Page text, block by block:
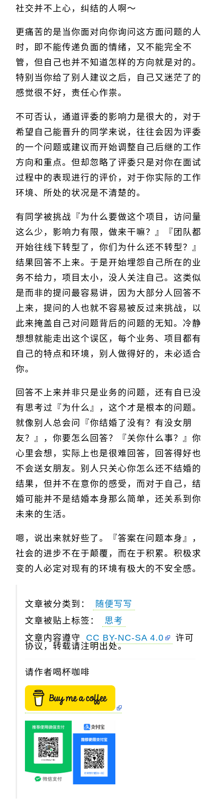
社交并不上心，纠结的人啊～
更痛苦的是当你面对向你询问这方面问题的人
时，即不能传递负面的情绪，又不能完全不
管，但自己也并不知道怎样的方向就是对的。
特别当你给了别人建议之后，自己又迷茫了的
感觉很不好，责任心作祟。
不可否认，通道评委的影响力是很大的，对于
希望自己能晋升的同学来说，往往会因为评委
的一个问题或建议而开始调整自己后继的工作
方向和重点。但却忽略了评委只是对你在面试
过程中的表现进行的评价，对于你实际的工作
环境、所处的状况是不清楚的。
有同学被挑战『为什么要做这个项目，访问量
这么少，影响力有限，做来干嘛？』『团队都
开始往线下转型了，你们为什么还不转型？』
结果回答不上来。于是开始埋怨自己所在的业
务不给力，项目太小，没人关注自己。这类似
是而非的提问最容易讲，因为大部分人回答不
上来，提问的人也就不容易被反过来挑战，以
此来掩盖自己对问题背后的问题的无知。冷静
想想就能走出这个误区，每个业务、项目都有
自己的特点和环境，别人做得好的，未必适合
你。
回答不上来并非只是业务的问题，还有自已没
有思考过『为什么』，这个才是根本的问题。
就像别人总会问『你结婚了没有？有没女朋
友？』，你要怎么回答？『关你什么事？』你
心里会想，实际上也是很难回答，回答得好也
不会送女朋友。别人只关心你怎么还不结婚的
结果，但并不在意你的感受，而对于自己，结
婚可能并不是结婚本身那么简单，还关系到你
未来的生活。
嗯，说出来就好些了。『答案在问题本身』，
社会的进步不在于颠覆，而在于积累。积极求
变的人必定对现有的环境有极大的不安全感。
文章被分类到：
随便写写
文章被贴上标签：
思考
文章内容遵守
CC BY-NC-SA 4.0
许可
协议，转载请注明出处。
请作者喝杯咖啡